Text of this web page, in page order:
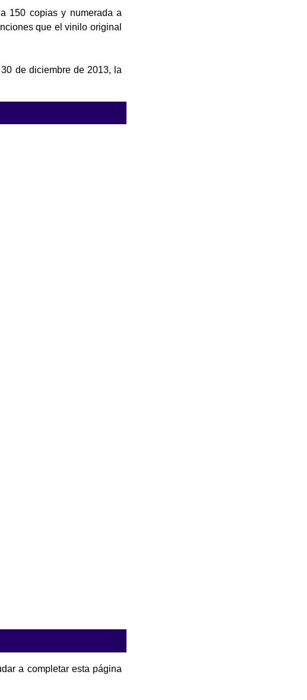
150 copias y numerada a
que el vinilo original
de diciembre de 2013, la
a completar esta página